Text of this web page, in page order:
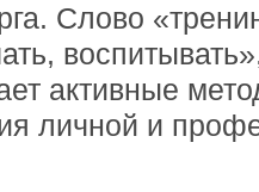
Слово
активные
личной и